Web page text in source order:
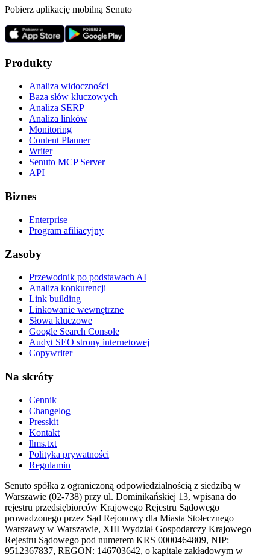
Pobierz aplikację mobilną Senuto
Produkty
Analiza widoczności
Baza słów kluczowych
Analiza SERP
Analiza linków
Monitoring
Content Planner
Writer
Senuto MCP Server
API
Biznes
Enterprise
Program afiliacyjny
Zasoby
Przewodnik po podstawach AI
Analiza konkurencji
Link building
Linkowanie wewnętrzne
Słowa kluczowe
Google Search Console
Audyt SEO strony internetowej
Copywriter
Na skróty
Cennik
Changelog
Presskit
Kontakt
llms.txt
Polityka prywatności
Regulamin
Senuto spółka z ograniczoną odpowiedzialnością z siedzibą w
Warszawie (02-738) przy ul. Dominikańskiej 13, wpisana do
rejestru przedsiębiorców Krajowego Rejestru Sądowego
prowadzonego przez Sąd Rejonowy dla Miasta Stołecznego
Warszawy w Warszawie, XIII Wydział Gospodarczy Krajowego
Rejestru Sądowego pod numerem KRS 0000464809, NIP:
9512367837, REGON: 146703642, o kapitale zakładowym w